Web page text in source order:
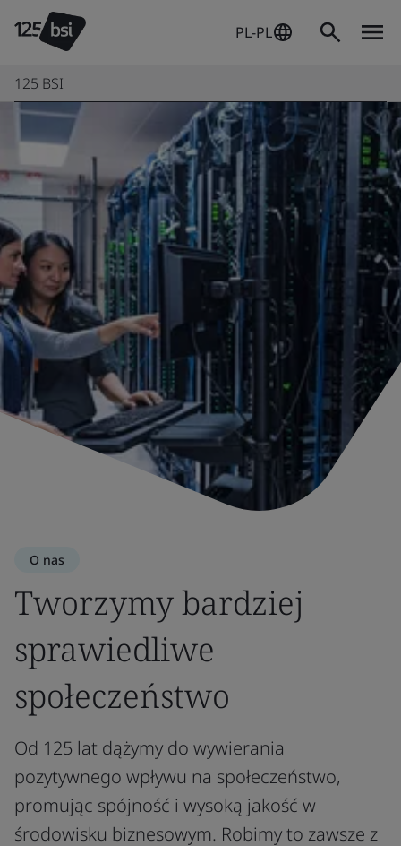
PL-PL
125 BSI
O nas
Tworzymy bardziej
sprawiedliwe
społeczeństwo
Od 125 lat dążymy do wywierania
pozytywnego wpływu na społeczeństwo,
promując spójność i wysoką jakość w
środowisku biznesowym. Robimy to zawsze z